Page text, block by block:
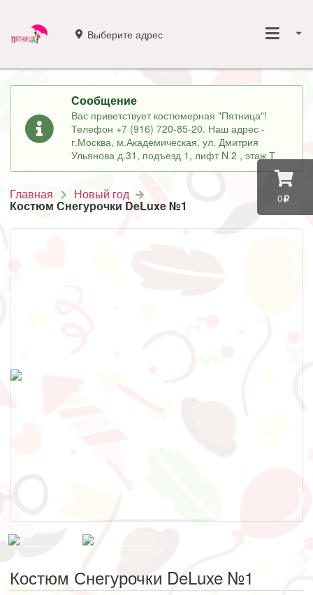
0
Выберите адрес
Сообщение
Вас приветствует костюмерная "Пятница"!
Телефон +7 (916) 720-85-20. Наш адрес -
г.Москва, м.Академическая, ул. Дмитрия
Ульянова д.31, подъезд 1, лифт N 2 , этаж Т
Главная Новый год
Костюм Снегурочки DeLuxe №1
Костюм Снегурочки DeLuxe №1